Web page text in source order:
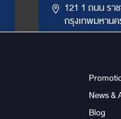
121 1 ถนน รา
กรุงเทพมหาน
ข้อมูลสาขา
News &
Blog